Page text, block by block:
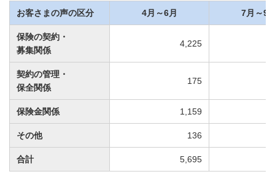
お客さまの声の区分 4月～6月 7月～9
保険の契約・
募集関係
4,225
契約の管理・
保全関係
175
保険金関係 1,159
その他 136
合計 5,695